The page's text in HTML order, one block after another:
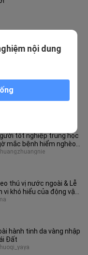
tốt nghiệp trung học
mắc bệnh hiểm nghèo
thú vị nước ngoài & Lễ
vi khó hiểu của động vật
hành tinh da vàng nhập
Đất
nội dung